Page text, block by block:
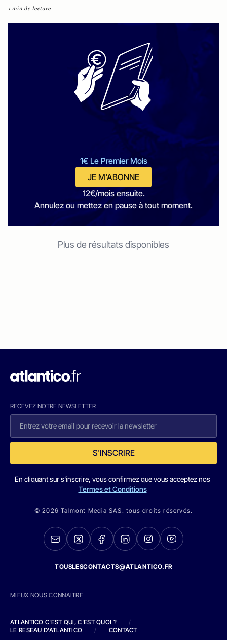
1 min de lecture
1€ Le Premier Mois
JE M'ABONNE
12€/mois ensuite.
Annulez ou mettez en pause à tout moment.
Plus de résultats disponibles
RECEVEZ NOTRE NEWSLETTER
S'INSCRIRE
En cliquant sur s'inscrire, vous confirmez que vous acceptez nos
Termes et Conditions
© 2026 Talmont Media SAS. tous droits réservés.
TOUSLESCONTACTS@ATLANTICO.FR
MIEUX NOUS CONNAITRE
ATLANTICO C'EST QUI, C'EST QUOI ?
/
LE RESEAU D'ATLANTICO
/ CONTACT